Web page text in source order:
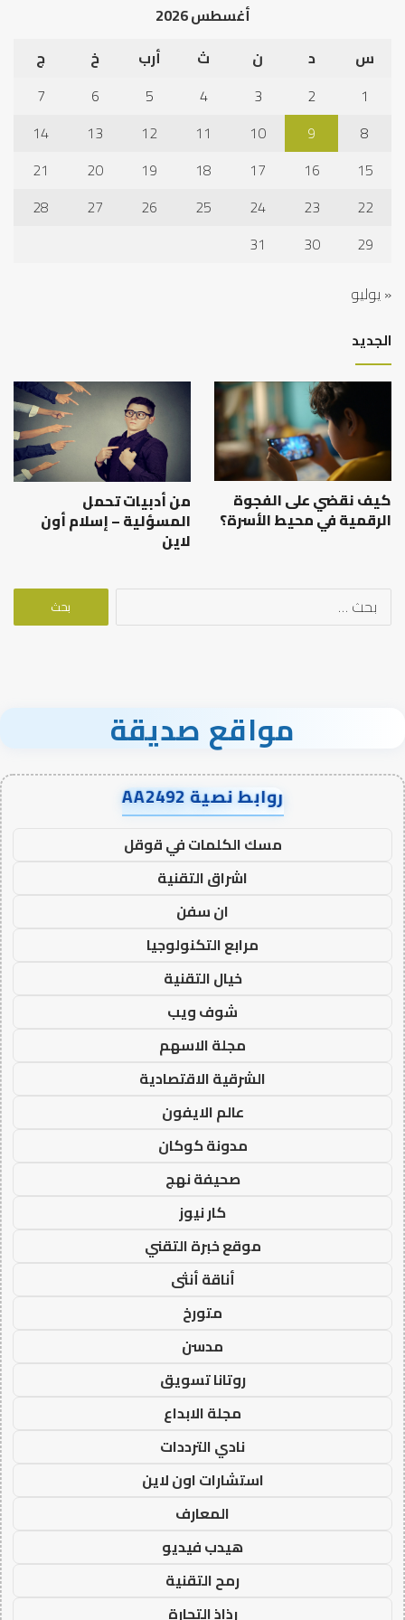
أغسطس 2026
س
د ن ث أرب خ
ج
1
2
3
4
5
6
7
8
9
10
11
12
13
14
15
16
17
18
19
20
21
22
23
24
25
26
27
28
29
30
31
« يوليو
الجديد
كيف نقضي على الفجوة
الرقمية في محيط الأسرة؟
من أدبيات تحمل
المسؤلية – إسلام أون
لاين
البحث
مواقع صديقة
روابط نصية AA2492
مسك الكلمات في قوقل
اشراق التقنية
ان سفن
مرابع التكنولوجيا
خيال التقنية
شوف ويب
مجلة الاسهم
الشرقية الاقتصادية
عالم الايفون
مدونة كوكان
صحيفة نهج
كار نيوز
موقع خبرة التقني
أناقة أنثى
متورخ
مدسن
روتانا تسويق
مجلة الابداع
نادي الترددات
استشارات اون لاين
المعارف
هيدب فيديو
رمح التقنية
رذاذ التجارة